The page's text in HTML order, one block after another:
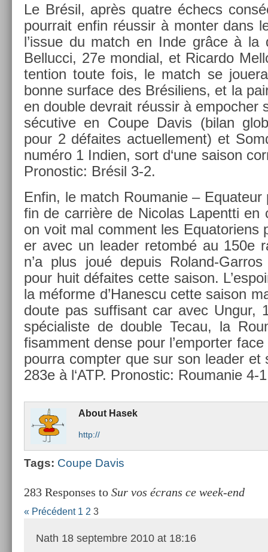
Le Brésil, après quat­re échecs
pour­rait enfin réussir à mont­er dans
l’issue du match en Inde grâce à la
Be­lluc­ci, 27e mon­di­al, et Ricar­do
ten­tion toute fois, le match se
bonne sur­face des Brésiliens, et la
en doub­le de­vrait réussir à
sécutive en Coupe Davis (bilan
pour 2 défaites ac­tuel­le­ment) et
numéro 1 In­di­en, sort d‘une saison
Pro­nos­tic: Brésil 3-2.
Enfin, le match Roumanie – Equateur
fin de carrière de Nicolas Lapentti
on voit mal com­ment les Equatoriens
er avec un lead­er re­tombé au 150e
n’a plus joué de­puis Roland-
pour huit défaites cette saison.
la méforme d’Hanes­cu cette saison
doute pas suf­fisant car avec Ungur,
spécialis­te de doub­le Tecau, la
fisam­ment dense pour l’em­port­er face
pour­ra com­pt­er que sur son lead­er et
283e à l‘ATP. Pro­nos­tic: Roumanie 4-
About Hasek
http://
Tags: Coupe Davis
283 Responses to Sur vos écrans ce week-end
« Précédent 1 2 3
Nath 18 septembre 2010 at 18:16